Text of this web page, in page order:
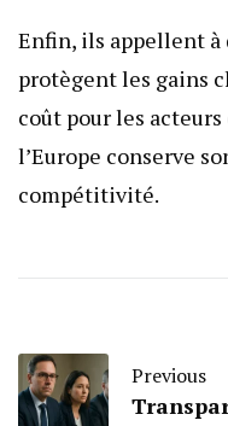
Enfin, ils appellent à
protègent les gains
coût pour les
l’Europe conserve
compétitivité.
Previous